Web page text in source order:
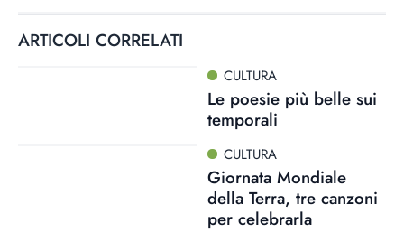
ARTICOLI CORRELATI
CULTURA
Le poesie più belle sui
temporali
CULTURA
Giornata Mondiale
della Terra, tre canzoni
per celebrarla